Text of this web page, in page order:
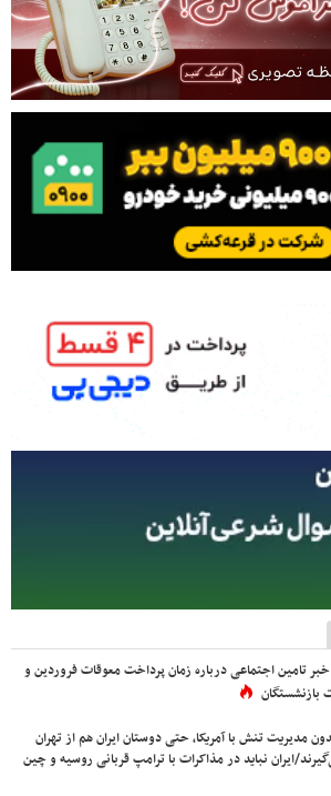
خبر تامین اجتماعی درباره زمان پرداخت معوقات فروردین و
بازنشستگان
مدیریت تنش با آمریکا، حتی دوستان ایران هم از تهران
ایران نباید در مذاکرات با ترامپ قربانی روسیه و چین